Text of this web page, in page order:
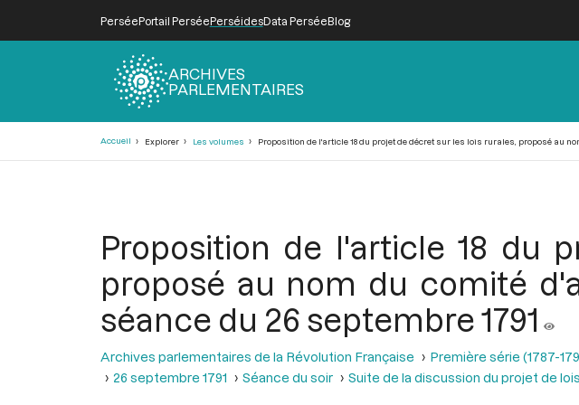
PerséePortail PerséePerséidesData PerséeBlog
ARCHIVES
PARLEMENTAIRES
Accueil Explorer Les volumes Proposition de l'article 18 du projet de décret sur les lois rurales, proposé au
Proposition de l'article 18 du
proposé au nom du comité
séance du 26 septembre 1791
Archives parlementaires de la Révolution Française Première série (1787-
26 septembre 1791
Séance du soir Suite de la discussion du projet de